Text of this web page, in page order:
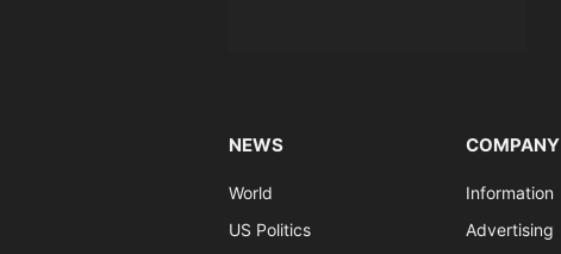
NEWS
World
US Politics
COMPANY
Information
Advertising